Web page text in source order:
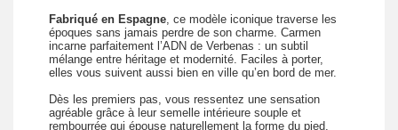
Fabriqué en Espagne , ce modèle iconique traverse les
époques sans jamais perdre de son charme. Carmen
incarne parfaitement l’ADN de Verbenas : un subtil
mélange entre héritage et modernité. Faciles à porter,
elles vous suivent aussi bien en ville qu’en bord de mer.
Dès les premiers pas, vous ressentez une sensation
agréable grâce à leur semelle intérieure souple et
rembourrée qui épouse naturellement la forme du pied,